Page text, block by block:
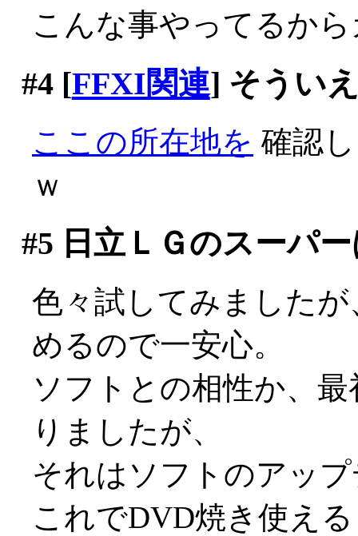
こんな事やってるか
#4[FFXI関連] そうい
ここの所在地を 確認
ｗ
#5 日立ＬＧのスーパ
色々試してみました
めるので一安心。
ソフトとの相性か、
りましたが、
それはソフトのアッ
これでDVD焼き使え